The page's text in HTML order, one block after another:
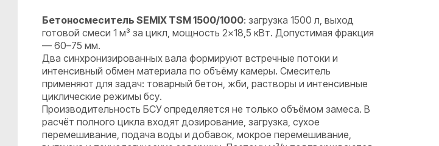
Бетоносмеситель SEMIX TSM 1500/1000: загрузка 1500 л, выход
готовой смеси 1 м³ за цикл, мощность 2×18,5 кВт. Допустимая фракция
— 60–75 мм.
Два синхронизированных вала формируют встречные потоки и
интенсивный обмен материала по объёму камеры. Смеситель
применяют для задач: товарный бетон, жби, растворы и интенсивные
циклические режимы бсу.
Производительность БСУ определяется не только объёмом замеса. В
расчёт полного цикла входят дозирование, загрузка, сухое
перемешивание, подача воды и добавок, мокрое перемешивание,